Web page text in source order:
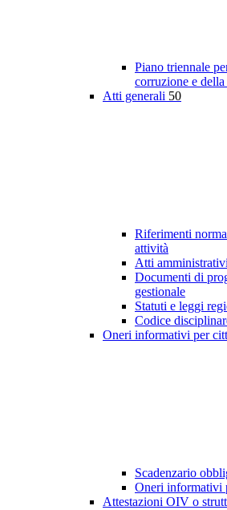
Piano triennale
corruzione e
Atti generali 50
Riferimenti
attività
Atti
Documenti di
gestionale
Statuti e leggi
Codice
Oneri informativi per
Scadenzario
Oneri informativi
Attestazioni OIV o